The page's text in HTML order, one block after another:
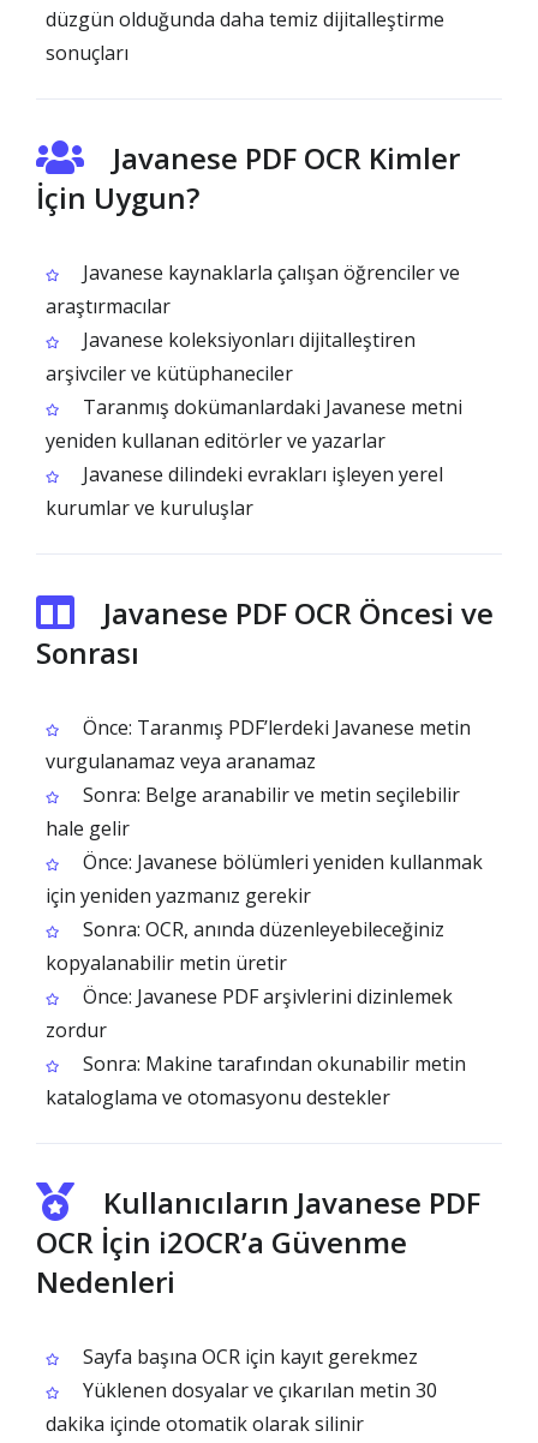
düzgün olduğunda daha temiz dijitalleştirme
sonuçları
Javanese PDF OCR Kimler
İçin Uygun?
Javanese kaynaklarla çalışan öğrenciler ve
araştırmacılar
Javanese koleksiyonları dijitalleştiren
arşivciler ve kütüphaneciler
Taranmış dokümanlardaki Javanese metni
yeniden kullanan editörler ve yazarlar
Javanese dilindeki evrakları işleyen yerel
kurumlar ve kuruluşlar
Javanese PDF OCR Öncesi ve
Sonrası
Önce: Taranmış PDF’lerdeki Javanese metin
vurgulanamaz veya aranamaz
Sonra: Belge aranabilir ve metin seçilebilir
hale gelir
Önce: Javanese bölümleri yeniden kullanmak
için yeniden yazmanız gerekir
Sonra: OCR, anında düzenleyebileceğiniz
kopyalanabilir metin üretir
Önce: Javanese PDF arşivlerini dizinlemek
zordur
Sonra: Makine tarafından okunabilir metin
kataloglama ve otomasyonu destekler
Kullanıcıların Javanese PDF
OCR İçin i2OCR’a Güvenme
Nedenleri
Sayfa başına OCR için kayıt gerekmez
Yüklenen dosyalar ve çıkarılan metin 30
dakika içinde otomatik olarak silinir